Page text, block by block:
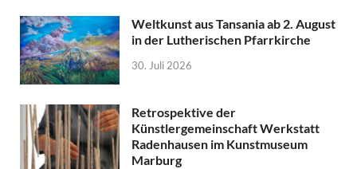
Weltkunst aus Tansania ab 2. August
in der Lutherischen Pfarrkirche
30. Juli 2026
Retrospektive der
Künstlergemeinschaft Werkstatt
Radenhausen im Kunstmuseum
Marburg